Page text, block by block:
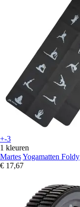
+-3
1 kleuren
MartesYogamatten Foldy
€ 17,67